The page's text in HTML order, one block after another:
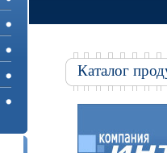
Каталог